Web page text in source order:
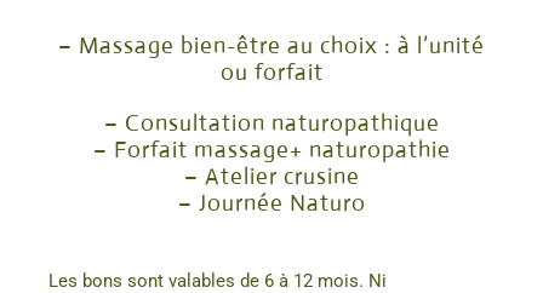
– Massage bien-être au choix : à l’unité
ou forfait
– Consultation naturopathique
– Forfait massage+ naturopathie
– Atelier crusine
– Journée Naturo
Les bons sont valables de 6 à 12 mois. Ni